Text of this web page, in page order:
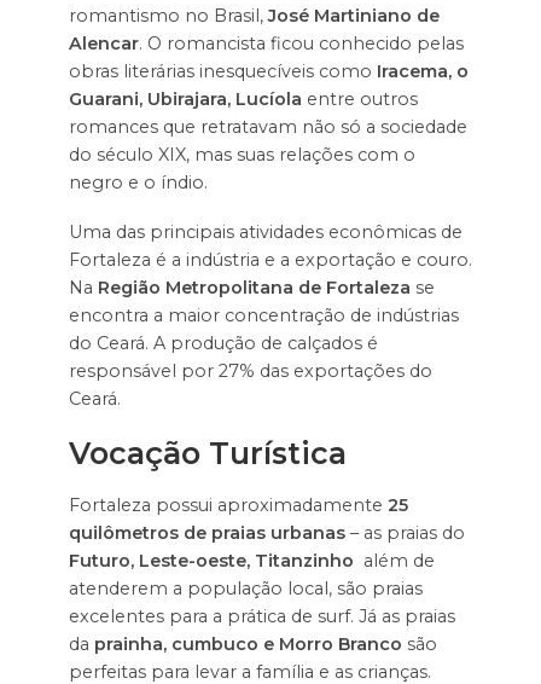
romantismo no Brasil,José Martiniano de
Alencar. O romancista ficou conhecido pelas
obras literárias inesquecíveis como Iracema, o
Guarani, Ubirajara, Lucíola entre outros
romances que retratavam não só a sociedade
do século XIX, mas suas relações com o
negro e o índio.
Uma das principais atividades econômicas de
Fortaleza é a indústria e a exportação e couro.
Na Região Metropolitana de Fortaleza se
encontra a maior concentração de indústrias
do Ceará. A produção de calçados é
responsável por 27% das exportações do
Ceará.
Vocação Turística
Fortaleza possui aproximadamente 25
quilômetros de praias urbanas– as praias do
Futuro, Leste-oeste, Titanzinho além de
atenderem a população local, são praias
excelentes para a prática de surf. Já as praias
da prainha, cumbuco e Morro Branco são
perfeitas para levar a família e as crianças.